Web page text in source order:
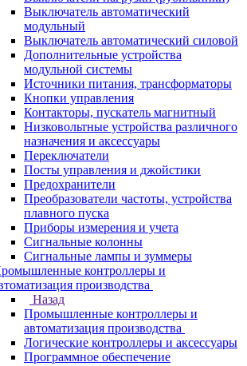
Выключатель автоматический
модульный
Выключатель автоматический силовой
Дополнительные устройства
модульной системы
Источники питания, трансформаторы
Кнопки управления
Контакторы, пускатель магнитный
Низковольтные устройства различного
назначения и аксессуары
Переключатели
Посты управления и джойстики
Предохранители
Преобразователи частоты, устройства
плавного пуска
Приборы измерения и учета
Сигнальные колонны
Сигнальные лампы и зуммеры
контроллеры и
производства
Назад
Промышленные контроллеры и
автоматизация производства
Логические контроллеры и аксессуары
Программное обеспечение